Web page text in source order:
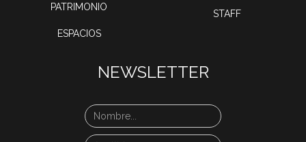
PATRIMONIO
ESPACIOS
STAFF
NEWSLETTER